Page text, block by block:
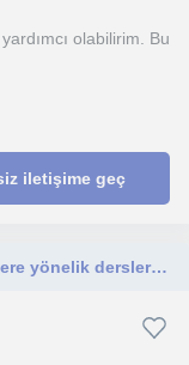
olabilirim. Bu
iletişime geç
Yazılıma meraklı 15-19 yaş arası öğrencilere yönelik dersler verebilirim